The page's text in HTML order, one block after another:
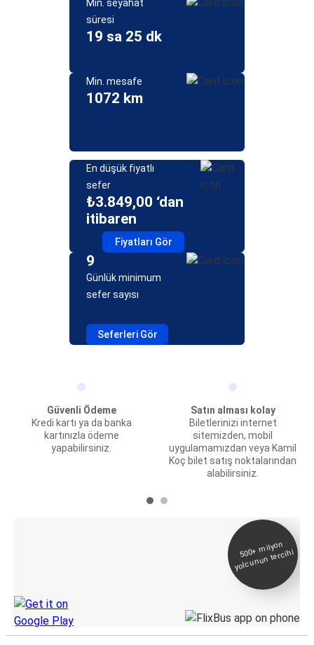
Min. seyahat
süresi
19 sa 25 dk
Min. mesafe
1072 km
En düşük fiyatlı
sefer
₺3.849,00 ‘dan
itibaren
Fiyatları Gör
9
Günlük minimum
sefer sayısı
Seferleri Gör
Güvenli Ödeme
Kredi kartı ya da banka
kartınızla ödeme
yapabilirsiniz.
Satın alması kolay
Biletlerinizi internet
sitemizden, mobil
uygulamamızdan veya Kamil
Koç bilet satış noktalarından
alabilirsiniz.
500+
milyon
yolcunun tercihi